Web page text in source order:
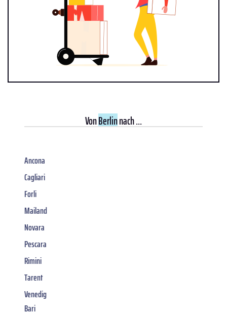
VonBerlinnach ...
Ancona
Cagliari
Forli
Mailand
Novara
Pescara
Rimini
Tarent
Venedig
Bari